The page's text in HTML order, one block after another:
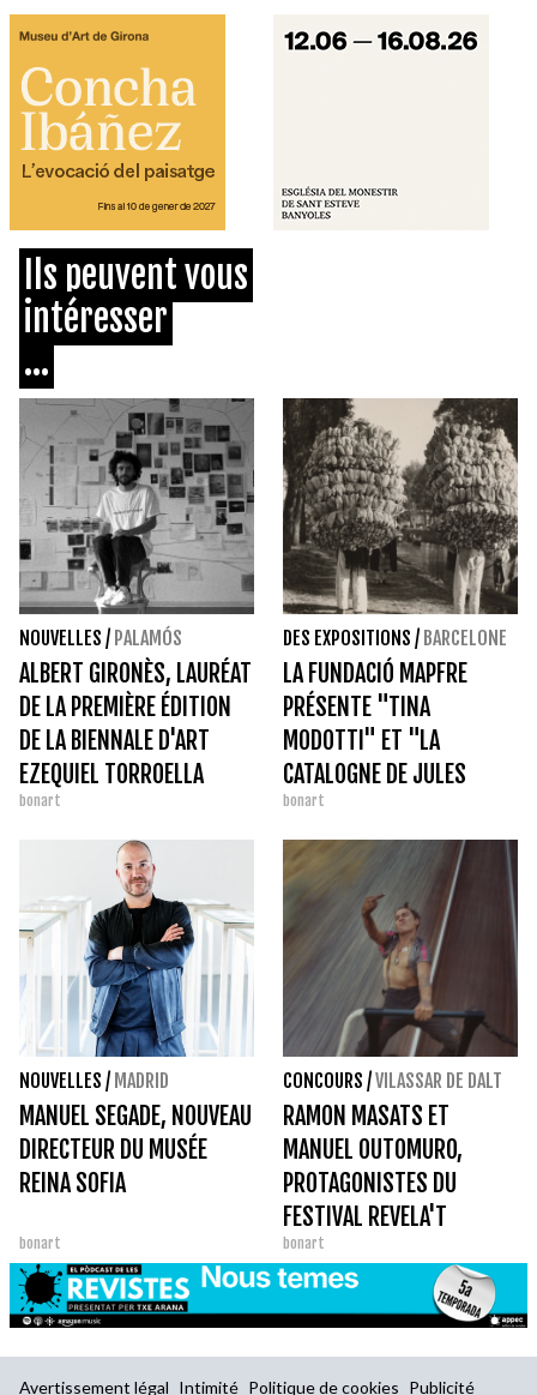
Ils peuvent vous
intéresser
...
NOUVELLES / PALAMÓS
ALBERT GIRONÈS, LAURÉAT
DE LA PREMIÈRE ÉDITION
DE LA BIENNALE D'ART
EZEQUIEL TORROELLA
bonart
DES EXPOSITIONS / BARCELONE
LA FUNDACIÓ MAPFRE
PRÉSENTE "TINA
MODOTTI" ET "LA
CATALOGNE DE JULES
AINAUD (1871-1872)"
bonart
NOUVELLES / MADRID
MANUEL SEGADE, NOUVEAU
DIRECTEUR DU MUSÉE
REINA SOFIA
bonart
CONCOURS /VILASSAR DE DALT
RAMON MASATS ET
MANUEL OUTOMURO,
PROTAGONISTES DU
FESTIVAL REVELA'T
bonart
Avertissement légal Intimité Politique de cookies Publicité